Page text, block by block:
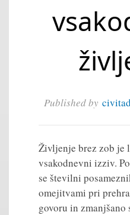
Published by
Življenje brez zob je
vsakodnevni izziv.
se številni
omejitvami pri
govoru in zmanjšano